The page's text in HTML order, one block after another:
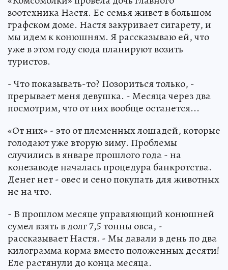
зоотехника Настя. Ее семья живет в большом
графском доме. Настя закуривает сигарету, и
мы идем к конюшням. Я рассказываю ей, что
уже в этом году сюда планируют возить
туристов.
- Что показывать-то? Позориться только, -
прерывает меня девушка. - Месяца через два
посмотрим, что от них вообще останется...
«От них» - это от племенных лошадей, которые
голодают уже вторую зиму. Проблемы
случились в январе прошлого года - на
конезаводе началась процедура банкротства.
Денег нет - овес и сено покупать для животных
не на что.
- В прошлом месяце управляющий конюшней
сумел взять в долг 7,5 тонны овса, -
рассказывает Настя. - Мы давали в день по два
килограмма корма вместо положенных десяти!
Еле растянули до конца месяца.